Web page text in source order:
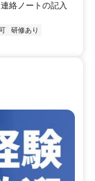
絡ノートの記入
研修あり